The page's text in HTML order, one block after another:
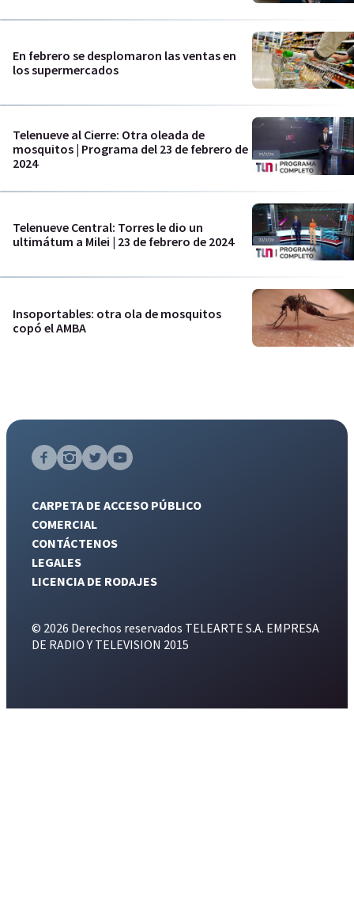
En febrero se desplomaron las ventas en
los supermercados
Telenueve al Cierre: Otra oleada de
mosquitos | Programa del 23 de febrero de
2024
Telenueve Central: Torres le dio un
ultimátum a Milei | 23 de febrero de 2024
Insoportables: otra ola de mosquitos
copó el AMBA
CARPETA DE ACCESO PÚBLICO
COMERCIAL
CONTÁCTENOS
LEGALES
LICENCIA DE RODAJES
© 2026 Derechos reservados TELEARTE S.A. EMPRESA
DE RADIO Y TELEVISION 2015